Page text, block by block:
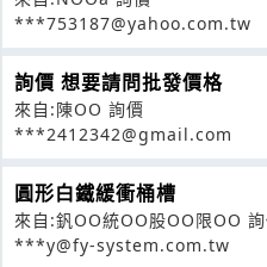
***753187@yahoo.com.tw
詢價 想要請問批發價格
來自:陳OO 詢價
***2412342@gmail.com
圓形白鐵緩衝桶槽
來自:釩OO統OO股OO限OO
***y@fy-system.com.tw